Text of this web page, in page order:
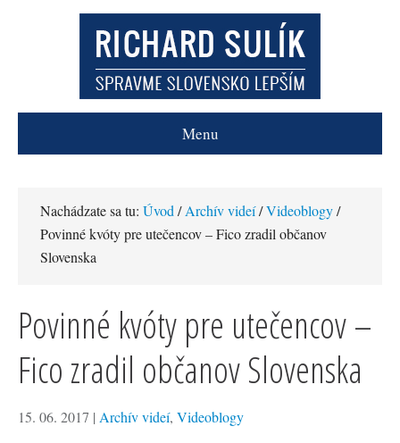
Menu
Nachádzate sa tu: Úvod /Archív videí/Videoblogy/
Povinné kvóty pre utečencov – Fico zradil občanov
Slovenska
Povinné kvóty pre utečencov –
Fico zradil občanov Slovenska
15. 06. 2017 | Archív videí, Videoblogy